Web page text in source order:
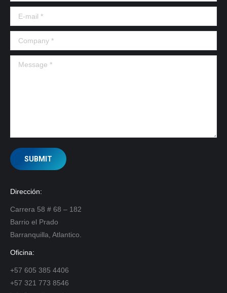
E-mail *
Company *
Message *
SUBMIT
Dirección:
Carrera 58 # 68 – 182
Barrio el Prado
Barranquilla, Atlantico.
Oficina:
+57 605 385 4406
+57 321 773 8546